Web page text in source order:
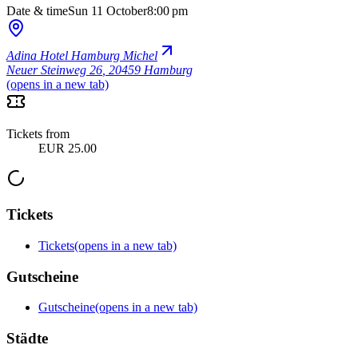
Date & timeSun 11 October8:00 pm
Adina Hotel Hamburg Michel
Neuer Steinweg 26, 20459 Hamburg
(opens in a new tab)
Tickets from
EUR 25.00
Tickets
Tickets(opens in a new tab)
Gutscheine
Gutscheine(opens in a new tab)
Städte